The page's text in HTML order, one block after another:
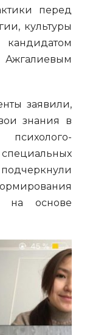
перед
культуры
Ажгалиевым
заявили,
знания в
на основе